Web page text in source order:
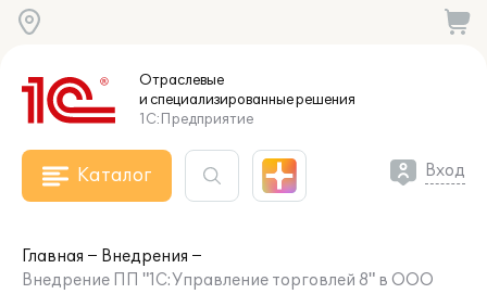
Отраслевые
и специализированныерешения
1С:Предприятие
Каталог Вход
Главная
Внедрения
Внедрение ПП "1С:Управление торговлей 8" в ООО